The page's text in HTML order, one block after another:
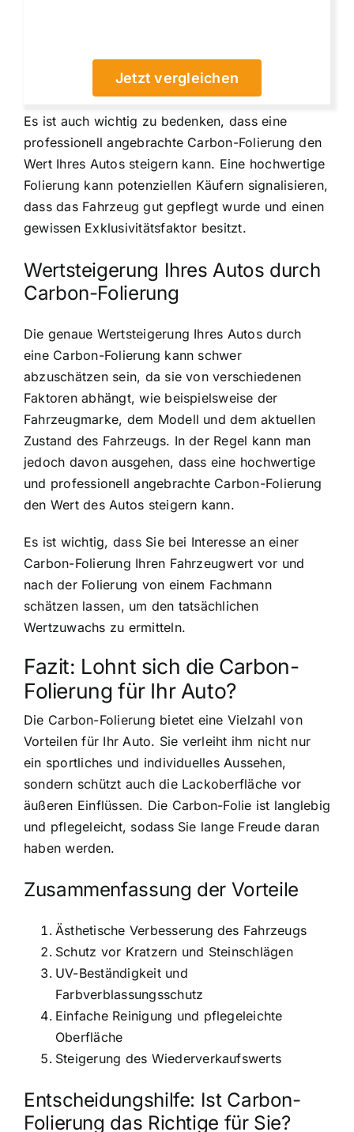
Jetzt vergleichen
Es ist auch wichtig zu bedenken, dass eine
professionell angebrachte Carbon-Folierung den
Wert Ihres Autos steigern kann. Eine hochwertige
Folierung kann potenziellen Käufern signalisieren,
dass das Fahrzeug gut gepflegt wurde und einen
gewissen Exklusivitätsfaktor besitzt.
Wertsteigerung Ihres Autos durch
Carbon-Folierung
Die genaue Wertsteigerung Ihres Autos durch
eine Carbon-Folierung kann schwer
abzuschätzen sein, da sie von verschiedenen
Faktoren abhängt, wie beispielsweise der
Fahrzeugmarke, dem Modell und dem aktuellen
Zustand des Fahrzeugs. In der Regel kann man
jedoch davon ausgehen, dass eine hochwertige
und professionell angebrachte Carbon-Folierung
den Wert des Autos steigern kann.
Es ist wichtig, dass Sie bei Interesse an einer
Carbon-Folierung Ihren Fahrzeugwert vor und
nach der Folierung von einem Fachmann
schätzen lassen, um den tatsächlichen
Wertzuwachs zu ermitteln.
Fazit: Lohnt sich die Carbon-
Folierung für Ihr Auto?
Die Carbon-Folierung bietet eine Vielzahl von
Vorteilen für Ihr Auto. Sie verleiht ihm nicht nur
ein sportliches und individuelles Aussehen,
sondern schützt auch die Lackoberfläche vor
äußeren Einflüssen. Die Carbon-Folie ist langlebig
und pflegeleicht, sodass Sie lange Freude daran
haben werden.
Zusammenfassung der Vorteile
Ästhetische Verbesserung des Fahrzeugs
Schutz vor Kratzern und Steinschlägen
UV-Beständigkeit und
Farbverblassungsschutz
Einfache Reinigung und pflegeleichte
Oberfläche
Steigerung des Wiederverkaufswerts
Entscheidungshilfe: Ist Carbon-
Folierung das Richtige für Sie?